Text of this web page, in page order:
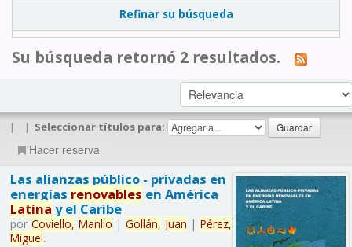
Refinar su búsqueda
Su búsqueda retornó 2 resultados.
| | Seleccionar títulos para:
Hacer reserva
Las alianzas público - privadas en
energías renovables en América
Latina y el Caribe
por Coviello, Manlio | Gollán, Juan | Pérez,
Miguel.